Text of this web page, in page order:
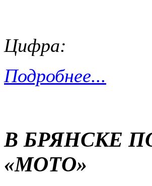
Цифра:
Подробнее...
В БРЯНСКЕ
«МОТО»